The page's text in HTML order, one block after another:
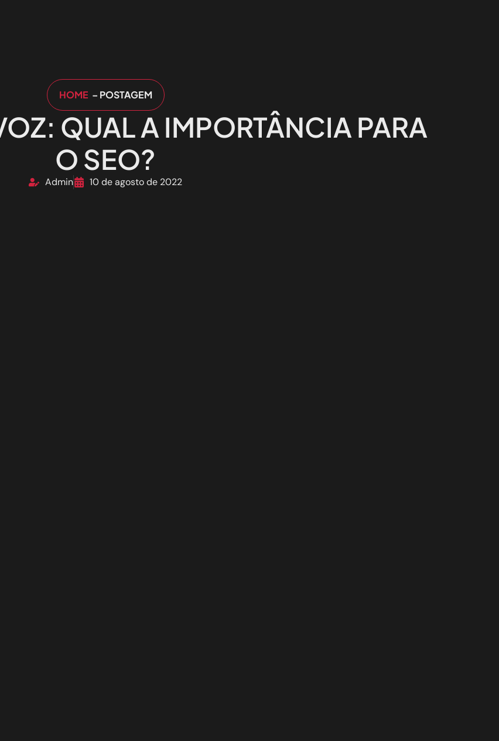
HOME – POSTAGEM
QUAL A IMPORTÂNCIA PARA
O SEO?
Admin 10 de agosto de 2022